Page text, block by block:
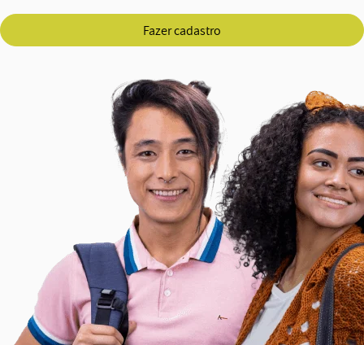
Fazer cadastro